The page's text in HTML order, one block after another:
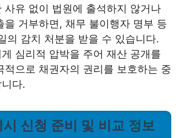
사유 없이 법원에 출석하지 않거나
을 거부하면, 채무 불이행자 명부 등
의 감치 처분을 받을 수 있습니다.
심리적 압박을 주어 재산 공개를
적으로 채권자의 권리를 보호하는 중
다.
신청 준비 및 비교 정보